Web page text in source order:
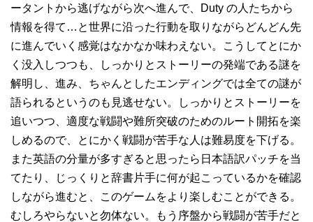
ータントから逃げながら次へ進んで、Duty の人たちから
情報を得て…と世界に沿った行動を取りながらどんどん先
に進んでいく感覚はなかなか味わえない。こうしてとにか
く没入しつつも、しっかりとストーリーの発端である謎を
解明し、進み、ちゃんとしたエンディングでは全ての謎が
語られるというのも見逃せない。しっかりとストーリーを
追いつつ、適度な戦闘や難所突破のためのルート開拓を楽
しめるので、とにかく戦闘が苦手な人は難易度を下げる。
また英語の分量が多すぎると思ったら日本語訳パッチを当
てたり、じっくりと辞書片手に何が起こっているかを確認
しながら進むと、このゲームをより楽しむことができる。
むしろやらないと勿体ない。もう序盤から戦闘が苦手だと